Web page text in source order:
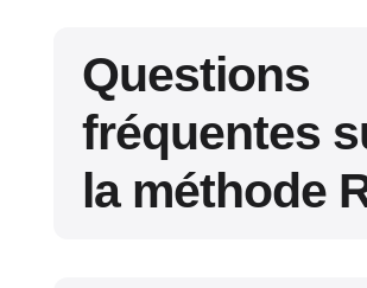
Questions
fréquentes
la méthode